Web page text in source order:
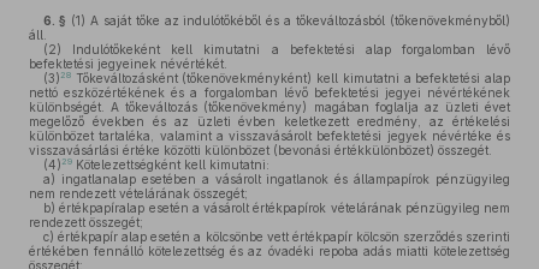
6. § (1) A saját tőke az indulótőkéből és a tőkeváltozásból (tőkenövekményből)
áll.
(2) Indulótőkeként kell kimutatni a befektetési alap forgalomban lévő
befektetési jegyeinek névértékét.
(3) 28 Tőkeváltozásként (tőkenövekményként) kell kimutatni a befektetési alap
nettó eszközértékének és a forgalomban lévő befektetési jegyei névértékének
különbségét. A tőkeváltozás (tőkenövekmény) magában foglalja az üzleti évet
megelőző években és az üzleti évben keletkezett eredmény, az értékelési
különbözet tartaléka, valamint a visszavásárolt befektetési jegyek névértéke és
visszavásárlási értéke közötti különbözet (bevonási értékkülönbözet) összegét.
(4) 29 Kötelezettségként kell kimutatni:
a) ingatlanalap esetében a vásárolt ingatlanok és állampapírok pénzügyileg
nem rendezett vételárának összegét;
b) értékpapíralap esetén a vásárolt értékpapírok vételárának pénzügyileg nem
rendezett összegét;
c) értékpapír alap esetén a kölcsönbe vett értékpapír kölcsön szerződés szerinti
értékében fennálló kötelezettség és az óvadéki repoba adás miatti kötelezettség
összegét;